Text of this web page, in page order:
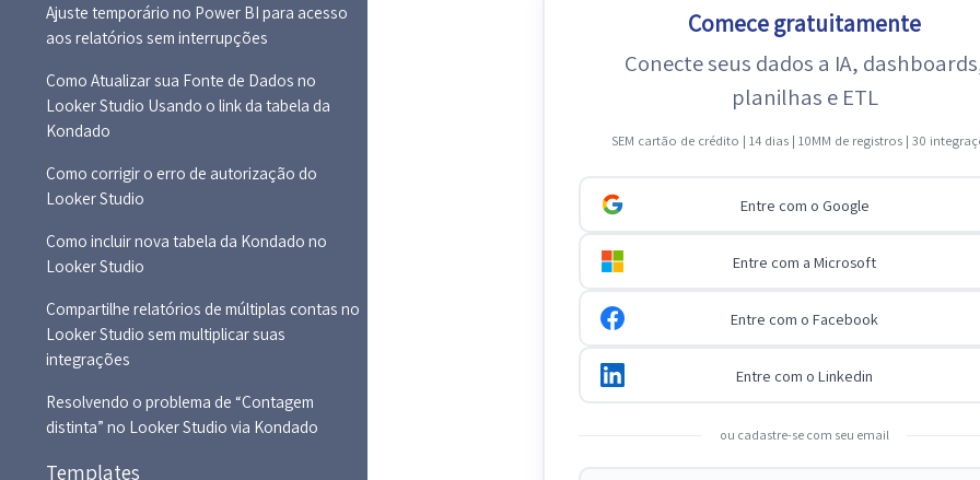
Ajuste temporário no Power BI para acesso
aos relatórios sem interrupções
Como Atualizar sua Fonte de Dados no
Looker Studio Usando o link da tabela da
Kondado
Como corrigir o erro de autorização do
Looker Studio
Como incluir nova tabela da Kondado no
Looker Studio
Compartilhe relatórios de múltiplas contas no
Looker Studio sem multiplicar suas
integrações
Resolvendo o problema de “Contagem
distinta” no Looker Studio via Kondado
Templates
Comece gratuitamente
Conecte seus dados a IA,
planilhas e ETL
SEM cartão de crédito | 14 dias | 10MM de registros | 30
Entre com o Google
Entre com a Microsoft
Entre com o Facebook
Entre com o Linkedin
ou cadastre-se com seu email